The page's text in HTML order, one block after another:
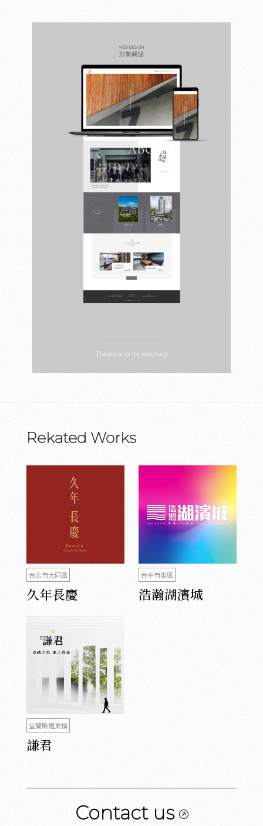
Rekated Works
台北市大同區
久年長慶
台中市東區
浩瀚湖濱城
宜蘭縣羅東鎮
謙君
Contact us